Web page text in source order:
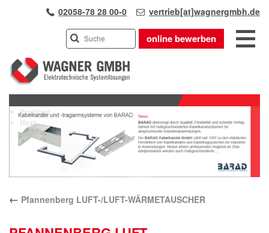
02058-78 28 00-0 vertrieb[at]wagnergmbh.de
online bewerben
INDUSTRIEVERTRETUNG
UNSER TEAM
WIR ÜBER UNS
KARRIERE
PRODUKTE
APPLIKATIONEN
Previous
Next
← Pfannenberg LUFT-/LUFT-WÄRMETAUSCHER